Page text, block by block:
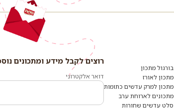
בורגול מתכון
מתכון לאורז
מתכון למרק עדשים כתומות
מתכונים לארוחת ערב
סלט עדשים שחורות
רוצים
מידע
ומתכונים
נוספים?
לרשימת
רוצים לקבל מידע ומתכונים
דואר אלקטרוני